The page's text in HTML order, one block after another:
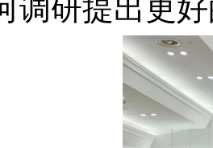
调研提出更